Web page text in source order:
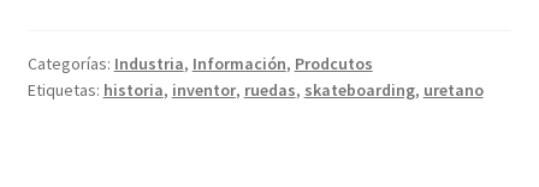
la
historia
Categorías: Industria, Información, Prodcutos
Etiquetas: historia, inventor, ruedas, skateboarding, uretano